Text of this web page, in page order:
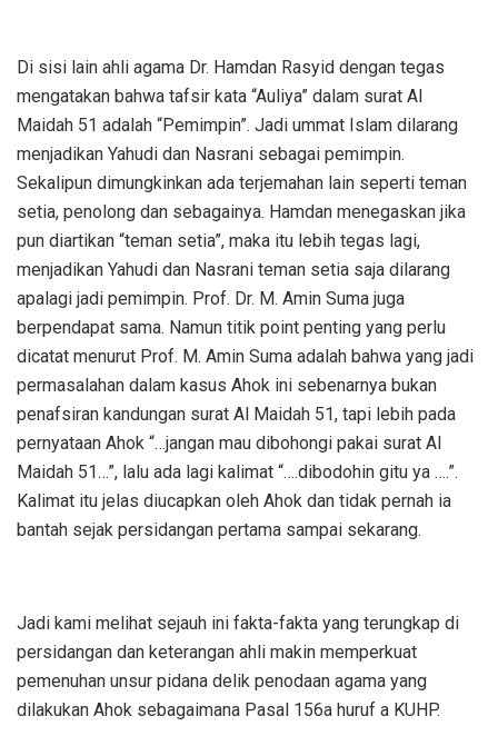
Di sisi lain ahli agama Dr. Hamdan Rasyid dengan tegas
mengatakan bahwa tafsir kata “Auliya” dalam surat Al
Maidah 51 adalah “Pemimpin”. Jadi ummat Islam dilarang
menjadikan Yahudi dan Nasrani sebagai pemimpin.
Sekalipun dimungkinkan ada terjemahan lain seperti teman
setia, penolong dan sebagainya. Hamdan menegaskan jika
pun diartikan “teman setia”, maka itu lebih tegas lagi,
menjadikan Yahudi dan Nasrani teman setia saja dilarang
apalagi jadi pemimpin. Prof. Dr. M. Amin Suma juga
berpendapat sama. Namun titik point penting yang perlu
dicatat menurut Prof. M. Amin Suma adalah bahwa yang jadi
permasalahan dalam kasus Ahok ini sebenarnya bukan
penafsiran kandungan surat Al Maidah 51, tapi lebih pada
pernyataan Ahok “…jangan mau dibohongi pakai surat Al
Maidah 51…”, lalu ada lagi kalimat “….dibodohin gitu ya ….”.
Kalimat itu jelas diucapkan oleh Ahok dan tidak pernah ia
bantah sejak persidangan pertama sampai sekarang.
Jadi kami melihat sejauh ini fakta-fakta yang terungkap di
persidangan dan keterangan ahli makin memperkuat
pemenuhan unsur pidana delik penodaan agama yang
dilakukan Ahok sebagaimana Pasal 156a huruf a KUHP.